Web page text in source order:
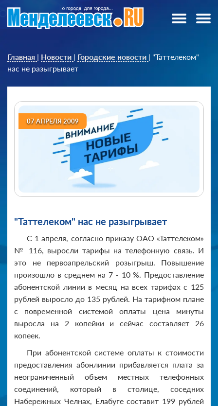
Главная | Новости | Городские новости | "Таттелеком"
нас не разыгрывает
07 АПРЕЛЯ 2009
"Таттелеком" нас не разыгрывает
С 1 апреля, согласно приказу ОАО «Таттелеком»
№ 116, выросли тарифы на телефонную связь. И
это не первоапрельский розыгрыш. Повышение
произошло в среднем на 7 - 10 %. Предоставление
абонентской линии в месяц на всех тарифах с 125
рублей выросло до 135 рублей. На тарифном плане
с повременной системой оплаты цена минуты
выросла на 2 копейки и сейчас составляет 26
копеек.
При абонентской системе оплаты к стоимости
предоставления абонлинии прибавляется плата за
неограниченный объем местных телефонных
соединений, который в столице, соседних
Набережных Челнах, Елабуге составит 199 рублей